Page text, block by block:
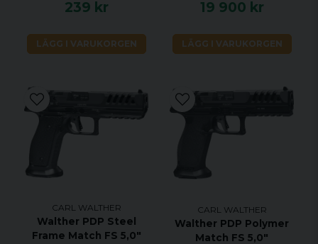
239 kr
LÄGG I VARUKORGEN
19 900 kr
LÄGG I VARUKORGEN
CARL WALTHER
Walther PDP Steel
Frame Match FS 5,0"
CARL WALTHER
Walther PDP Polymer
Match FS 5,0"
Presterar optimalt även i 25 meter
Tekniska egenskaper
Antal skott: 6 st
Kolv: Blue Angel höger S/M/L vänster M
Avtryck: Two-stage trigger, 1.000 g
Vikt: 1.040 g